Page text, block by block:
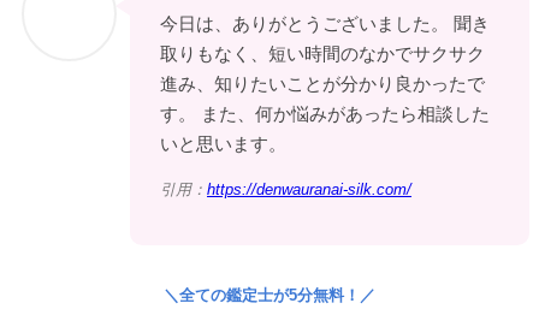
今日は、ありがとうございました。 聞き
取りもなく、短い時間のなかでサクサク
進み、知りたいことが分かり良かったで
す。 また、何か悩みがあったら相談した
いと思います。
引用： https://denwauranai-silk.com/
＼ 全ての鑑定士が5分無料！ ／